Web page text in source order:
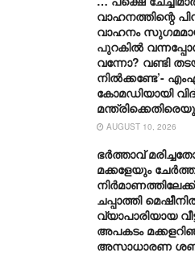
വാഹനത്തിന്റെ
വാഹനം
പുറകിൽ
വന്നോ? വണ്ടി
നിൽക്കണ്ടേ’-
കോമഡിയായി
AUGUST 10, 2026
ഭർത്താവ്
മക്കളേയും
ചപ്പാത്തി
വ്യാപാരിയായ
അപകടം
അസാധാരണ